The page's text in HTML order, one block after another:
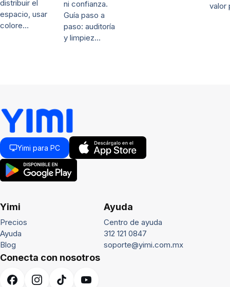
distribuir el
espacio, usar
colore…
ni confianza.
Guía paso a
paso: auditoría
y limpiez…
valor
Yimi para PC
Yimi
Precios
Ayuda
Blog
Ayuda
Centro de ayuda
312 121 0847
soporte@yimi.com.mx
Conecta con nosotros